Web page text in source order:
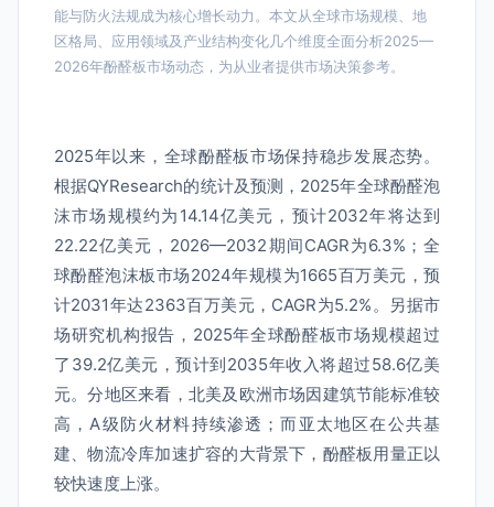
能与防火法规成为核心增长动力。本文从全球市场规模、地
区格局、应用领域及产业结构变化几个维度全面分析2025—
2026年酚醛板市场动态，为从业者提供市场决策参考。
2025年以来，全球酚醛板市场保持稳步发展态势。
根据QYResearch的统计及预测，2025年全球酚醛泡
沫市场规模约为14.14亿美元，预计2032年将达到
22.22亿美元，2026—2032期间CAGR为6.3%；全
球酚醛泡沫板市场2024年规模为1665百万美元，预
计2031年达2363百万美元，CAGR为5.2%。另据市
场研究机构报告，2025年全球酚醛板市场规模超过
了39.2亿美元，预计到2035年收入将超过58.6亿美
元。分地区来看，北美及欧洲市场因建筑节能标准较
高，A级防火材料持续渗透；而亚太地区在公共基
建、物流冷库加速扩容的大背景下，酚醛板用量正以
较快速度上涨。